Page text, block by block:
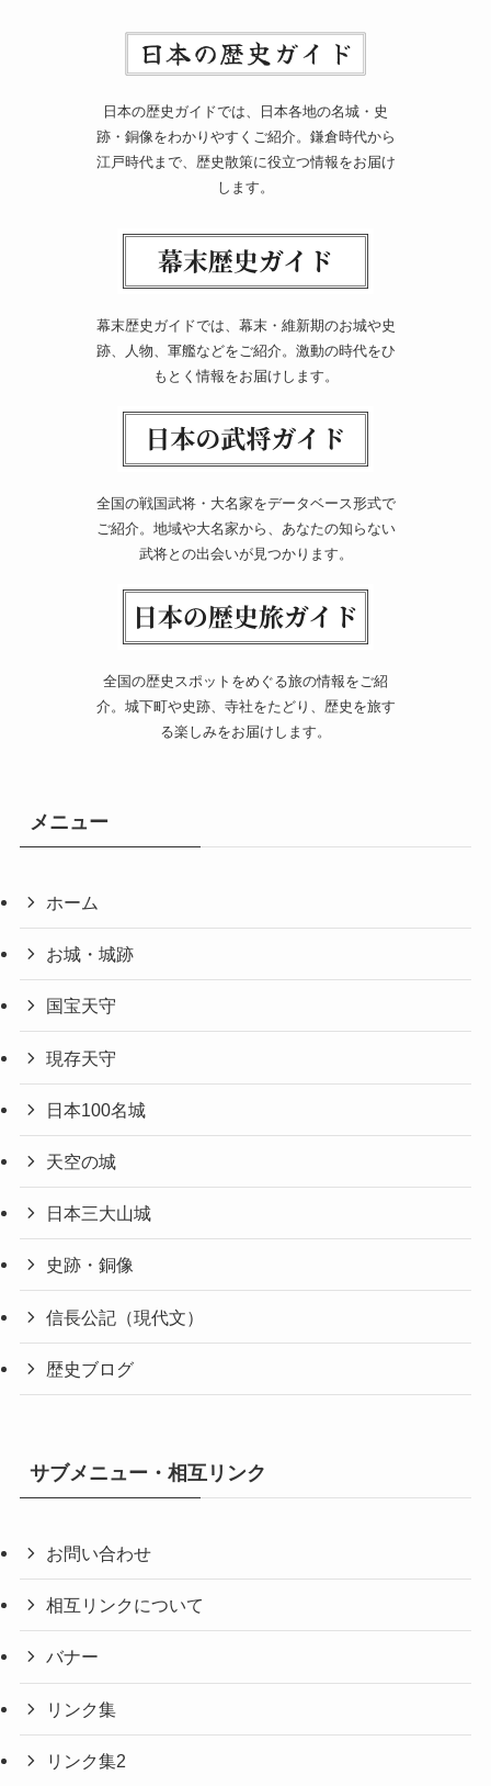
日本の歴史ガイドでは、日本各地の名城・史
跡・銅像をわかりやすくご紹介。鎌倉時代から
江戸時代まで、歴史散策に役立つ情報をお届け
します。
幕末歴史ガイドでは、幕末・維新期のお城や史
跡、人物、軍艦などをご紹介。激動の時代をひ
もとく情報をお届けします。
全国の戦国武将・大名家をデータベース形式で
ご紹介。地域や大名家から、あなたの知らない
武将との出会いが見つかります。
全国の歴史スポットをめぐる旅の情報をご紹
介。城下町や史跡、寺社をたどり、歴史を旅す
る楽しみをお届けします。
メニュー
ホーム
お城・城跡
国宝天守
現存天守
日本100名城
天空の城
日本三大山城
史跡・銅像
信長公記（現代文）
歴史ブログ
サブメニュー・相互リンク
お問い合わせ
相互リンクについて
バナー
リンク集
リンク集2